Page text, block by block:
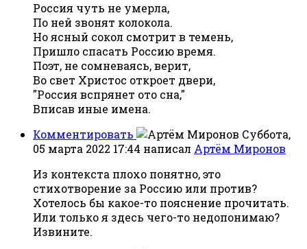
Россия чуть не умерла,
По ней звонят колокола.
Но ясный сокол смотрит в темень,
Пришло спасать Россию время.
Поэт, не сомневаясь, верит,
Во свет Христос откроет двери,
"Россия вспрянет ото сна,"
Вписав иные имена.
Комментировать
Суббота,
05 марта 2022 17:44 написал Артём Миронов
Из контекста плохо понятно, это
стихотворение за Россию или против?
Хотелось бы какое-то пояснение прочитать.
Или только я здесь чего-то недопонимаю?
Извините.